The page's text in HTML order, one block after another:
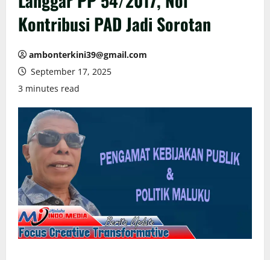
Kontribusi PAD Jadi Sorotan
ambonterkini39@gmail.com
September 17, 2025
3 minutes read